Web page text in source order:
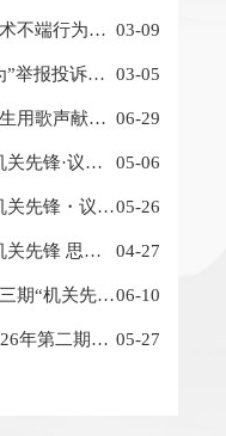
03-09
03-05
06-29
05-06
05-26
04-27
06-10
05-27